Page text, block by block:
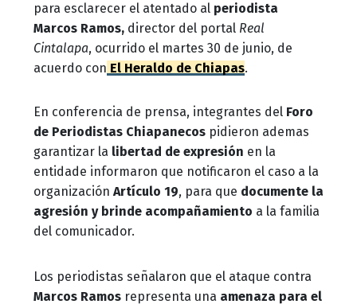
para esclarecer el atentado al periodista
Marcos Ramos, director del portal Real
Cintalapa, ocurrido el martes 30 de junio, de
acuerdo con El Heraldo de Chiapas.
En conferencia de prensa, integrantes del Foro
de Periodistas Chiapanecos pidieron ademas
garantizar la libertad de expresión en la
entidade informaron que notificaron el caso a la
organización Artículo 19, para que documente la
agresión y brinde acompañamiento a la familia
del comunicador.
Los periodistas señalaron que el ataque contra
Marcos Ramos representa una amenaza para el